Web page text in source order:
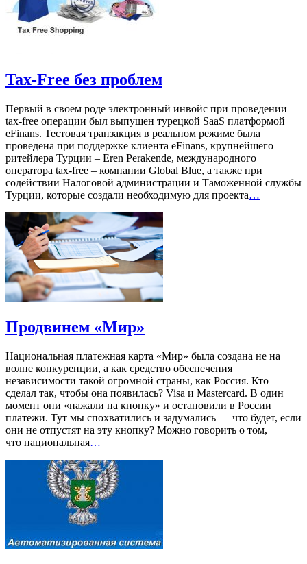
Tax-Free без проблем
Первый в своем роде электронный инвойс при проведении
tax-free операции был выпущен турецкой SaaS платформой
eFinans. Тестовая транзакция в реальном режиме была
проведена при поддержке клиента eFinans, крупнейшего
ритейлера Турции – Eren Perakende, международного
оператора tax-free – компании Global Blue, а также при
содействии Налоговой администрации и Таможенной службы
Турции, которые создали необходимую для проекта…
Продвинем «Мир»
Национальная платежная карта «Мир» была создана не на
волне конкуренции, а как средство обеспечения
независимости такой огромной страны, как Россия. Кто
сделал так, чтобы она появилась? Visa и Мastercard. В один
момент они «нажали на кнопку» и остановили в России
платежи. Тут мы спохватились и задумались — что будет, если
они не отпустят на эту кнопку? Можно говорить о том,
что национальная…